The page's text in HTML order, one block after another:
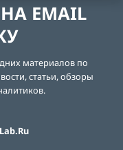
EMAIL
материалов по
статьи, обзоры